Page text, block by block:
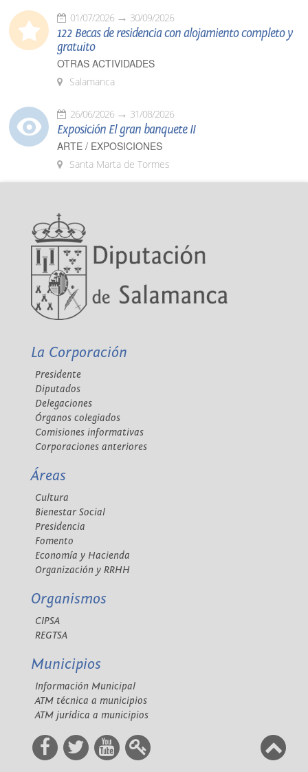
01/07/2026 30/09/2026
122 Becas de residencia con alojamiento completo y
gratuito
OTRAS ACTIVIDADES
Salamanca
26/06/2026 31/08/2026
Exposición El gran banquete II
ARTE / EXPOSICIONES
Santa Marta de Tormes
La Corporación
Presidente
Diputados
Delegaciones
Órganos colegiados
Comisiones informativas
Corporaciones anteriores
Áreas
Cultura
Bienestar Social
Presidencia
Fomento
Economía y Hacienda
Organización y RRHH
Organismos
CIPSA
REGTSA
Municipios
Información Municipal
ATM técnica a municipios
ATM jurídica a municipios